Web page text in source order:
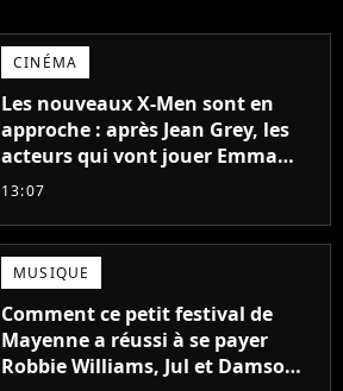
CINÉMA
Les nouveaux X-Men sont en
approche : après Jean Grey, les
acteurs qui vont jouer Emma
Frost et Cyclope trouvés !
13:07
MUSIQUE
Comment ce petit festival de
Mayenne a réussi à se payer
Robbie Williams, Jul et Damso